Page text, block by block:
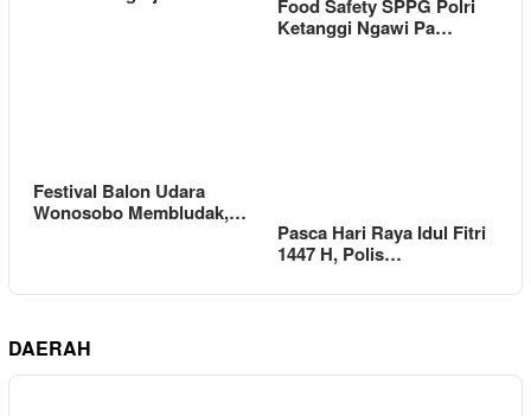
Food Safety SPPG Polri
Ketanggi Ngawi Pa…
Festival Balon Udara
Wonosobo Membludak,…
Pasca Hari Raya Idul Fitri
1447 H, Polis…
DAERAH